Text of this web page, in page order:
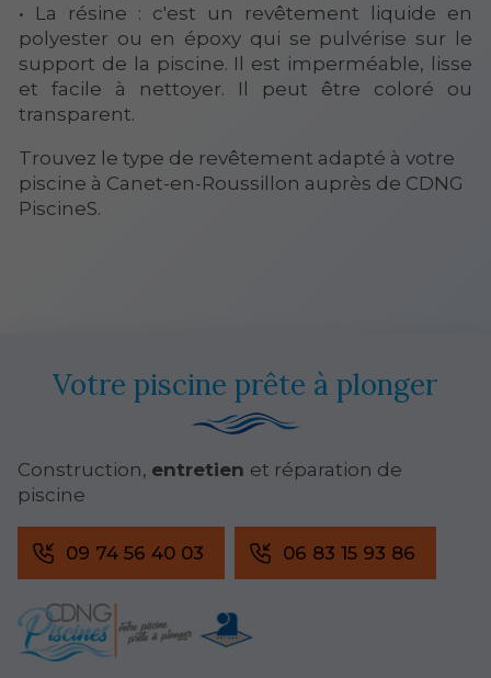
• La résine : c'est un revêtement liquide en
polyester ou en époxy qui se pulvérise sur le
support de la piscine. Il est imperméable, lisse
et facile à nettoyer. Il peut être coloré ou
transparent.
Trouvez le type de revêtement adapté à votre
piscine à Canet-en-Roussillon auprès de CDNG
PiscineS.
Votre piscine prête à plonger
Construction, entretien et réparation de
piscine
09 74 56 40 03 06 83 15 93 86